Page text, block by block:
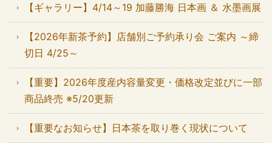
【ギャラリー】4/14～19 加藤勝海 日本画 ＆ 水墨画展
【2026年新茶予約】店舗別ご予約承り会 ご案内 ～締
切日 4/25～
【重要】2026年度産内容量変更・価格改定並びに一部
商品終売 ※5/20更新
【重要なお知らせ】日本茶を取り巻く現状について